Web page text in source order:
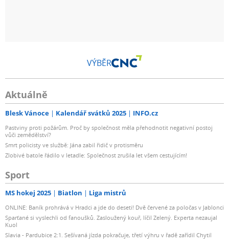
VÝBĚR
Aktuálně
Blesk Vánoce Kalendář svátků 2025 INFO.cz
Pastviny proti požárům. Proč by společnost měla přehodnotit negativní postoj
vůči zemědělství?
Smrt policisty ve službě: Jána zabil řidič v protisměru
Zlobivé batole řádilo v letadle: Společnost zrušila let všem cestujícím!
Sport
MS hokej 2025 Biatlon Liga mistrů
ONLINE: Baník prohrává v Hradci a jde do deseti! Dvě červené za poločas v Jablonci
Sparťané si vyslechli od fanoušků. Zasloužený kouř, líčil Zelený. Experta nezaujal
Kuol
Slavia - Pardubice 2:1. Sešívaná jízda pokračuje, třetí výhru v řadě zařídil Chytil